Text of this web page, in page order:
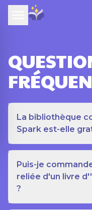
La bibliothèque
Spark est-elle
Puis-je
reliée d'un livre
?